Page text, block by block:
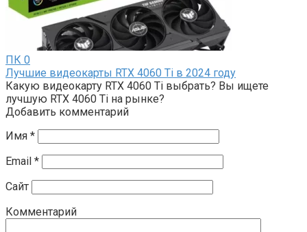
ПК 0
Лучшие видеокарты RTX 4060 Ti в 2024 году
Какую видеокарту RTX 4060 Ti выбрать? Вы ищете
лучшую RTX 4060 Ti на рынке?
Добавить комментарий
Имя *
Email *
Сайт
Комментарий